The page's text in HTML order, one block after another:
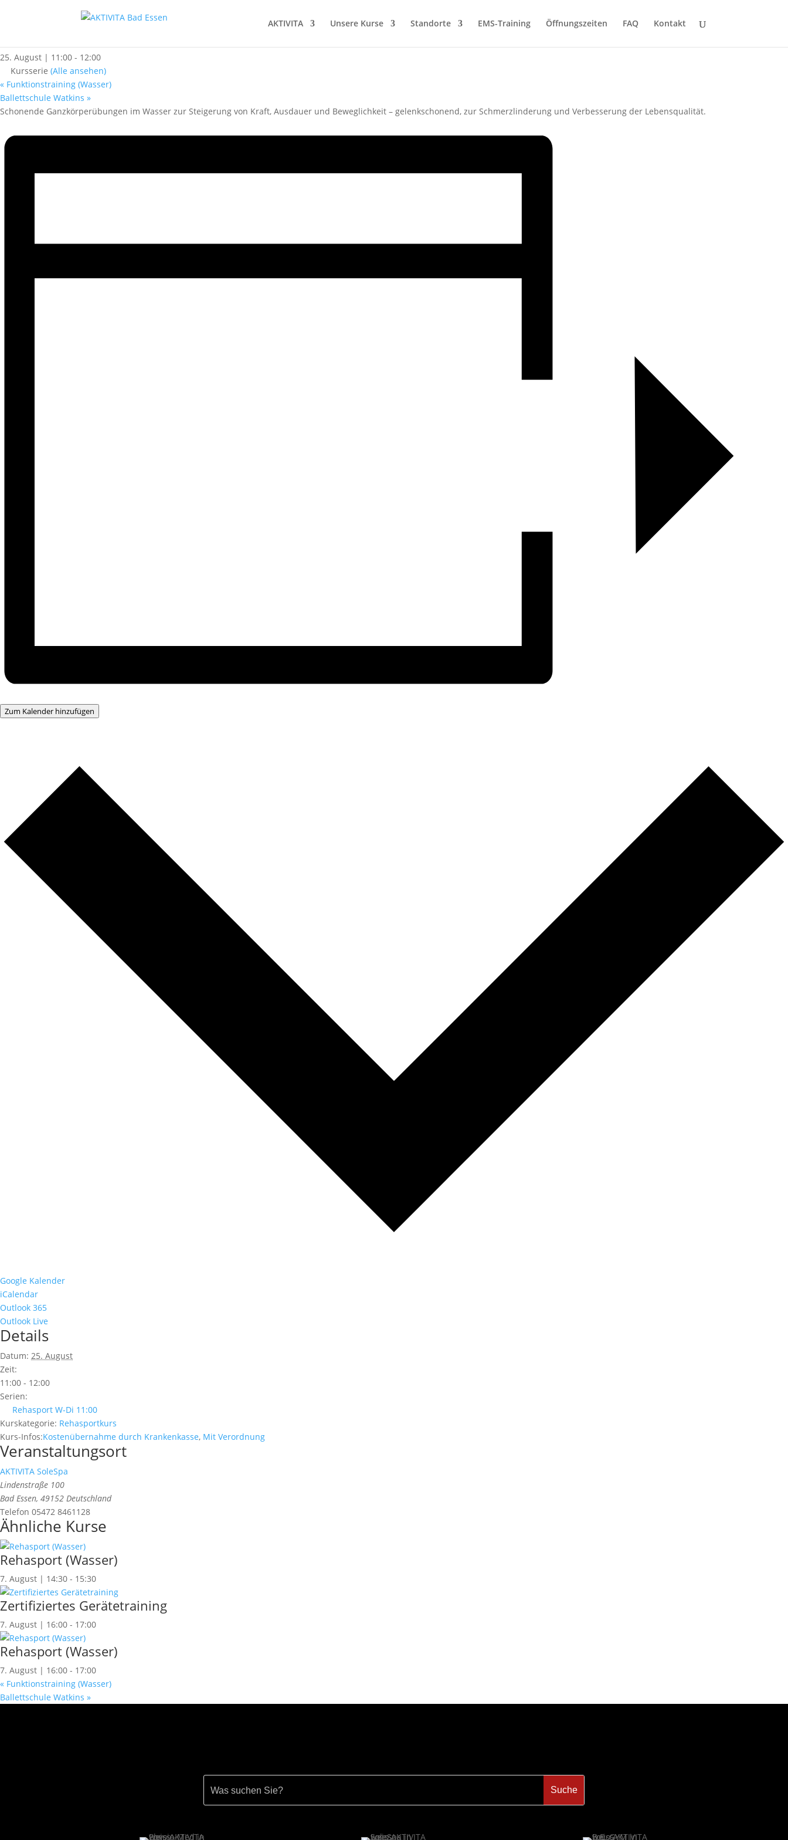
AKTIVITA Unsere Kurse Standorte EMS-Training Öffnungszeiten FAQ Kontakt
25. August | 11:00 - 12:00
Kursserie (Alle ansehen)
« Funktionstraining (Wasser)
Ballettschule Watkins »
Schonende Ganzkörperübungen im Wasser zur Steigerung von Kraft, Ausdauer und Beweglichkeit – gelenkschonend, zur Schmerzlinderung und Verbesserung der Lebensqualität.
Zum Kalender hinzufügen
Google Kalender
iCalendar
Outlook 365
Outlook Live
Details
Datum: 25. August
Zeit:
11:00 - 12:00
Serien:
Rehasport W-Di 11:00
Kurskategorie: Rehasportkurs
Kurs-Infos:Kostenübernahme durch Krankenkasse, Mit Verordnung
Veranstaltungsort
AKTIVITA SoleSpa
Lindenstraße 100
Bad Essen, 49152 Deutschland
Telefon 05472 8461128
Ähnliche Kurse
Rehasport (Wasser)
7. August | 14:30 - 15:30
Zertifiziertes Gerätetraining
7. August | 16:00 - 17:00
Rehasport (Wasser)
7. August | 16:00 - 17:00
« Funktionstraining (Wasser)
Ballettschule Watkins »